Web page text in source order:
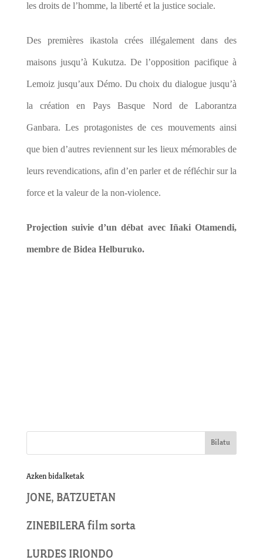
les droits de l’homme, la liberté et la justice sociale.
Des premières ikastola crées illégalement dans des
maisons jusqu’à Kukutza. De l’opposition pacifique à
Lemoiz jusqu’aux Démo. Du choix du dialogue jusqu’à
la création en Pays Basque Nord de Laborantza
Ganbara. Les protagonistes de ces mouvements ainsi
que bien d’autres reviennent sur les lieux mémorables de
leurs revendications, afin d’en parler et de réfléchir sur la
force et la valeur de la non-violence.
Projection suivie d’un débat avec Iñaki Otamendi,
membre de Bidea Helburuko.
Azken bidalketak
JONE, BATZUETAN
ZINEBILERA film sorta
LURDES IRIONDO